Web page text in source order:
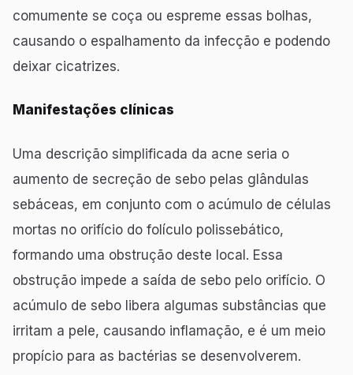
comumente se coça ou espreme essas bolhas,
causando o espalhamento da infecção e podendo
deixar cicatrizes.
Manifestações clínicas
Uma descrição simplificada da acne seria o
aumento de secreção de sebo pelas glândulas
sebáceas, em conjunto com o acúmulo de células
mortas no orifício do folículo polissebático,
formando uma obstrução deste local. Essa
obstrução impede a saída de sebo pelo orifício. O
acúmulo de sebo libera algumas substâncias que
irritam a pele, causando inflamação, e é um meio
propício para as bactérias se desenvolverem.